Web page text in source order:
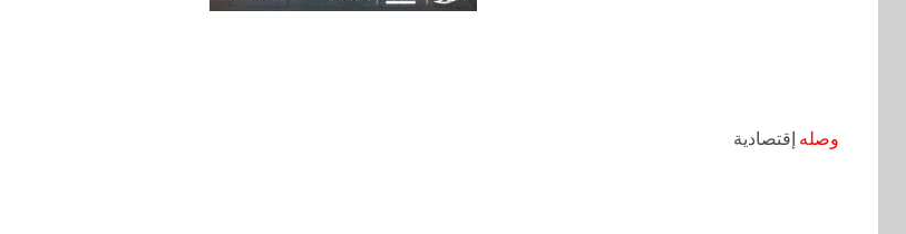
وصله إقتصادية